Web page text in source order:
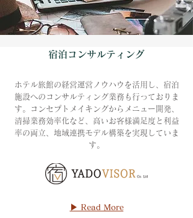
宿泊コンサルティング
ホテル旅館の経営運営ノウハウを活用し、宿泊
施設へのコンサルティング業務も行っておりま
す。コンセプトメイキングからメニュー開発、
清掃業務効率化など、高いお客様満足度と利益
率の両立、地域連携モデル構築を実現していま
す。
▶ Read More